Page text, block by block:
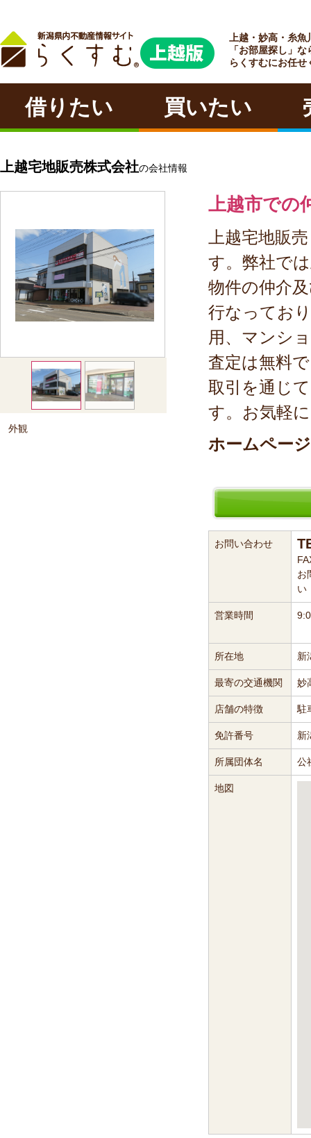
ラクチン
上越・妙高・糸魚
「お部屋探し」な
らくすむにお任せ
借りたい 買いたい
上越宅地販売株式会社の会社情報
上越市での
上越宅地販
す。弊社で
物件の仲介
行なってお
用、マンシ
査定は無料
取引を通じ
す。お気軽
ホームページ
お問い合わせ
お
い
営業時間
所在地 新
最寄の交通機関 妙
店舗の特徴 駐
免許番号 新
所属団体名 公
地図
外観